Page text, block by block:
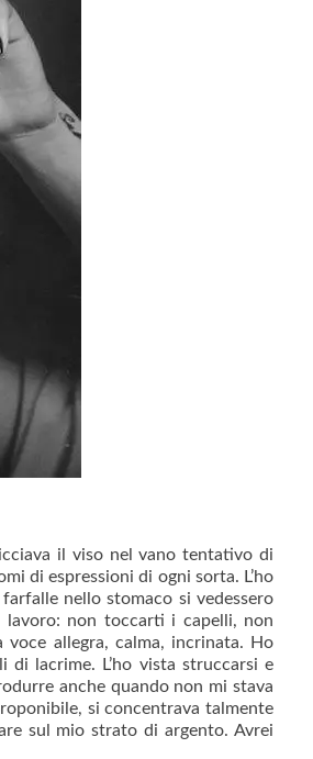
il viso nel vano tentativo di
di espressioni di ogni sorta. L’ho
nello stomaco si vedessero
non toccarti i capelli, non
allegra, calma, incrinata. Ho
lacrime. L’ho vista struccarsi e
anche quando non mi stava
si concentrava talmente
sul mio strato di argento. Avrei